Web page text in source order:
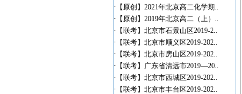
· 【原创】2021年北京高二化学期..
· 【原创】2019年北京高二（上）..
· 【联考】北京市石景山区2019-2..
· 【联考】北京市顺义区2019-202..
· 【联考】北京市房山区2019-202..
· 【联考】广东省清远市2019—20..
· 【联考】北京市西城区2019-202..
· 【联考】北京市丰台区2019-202..